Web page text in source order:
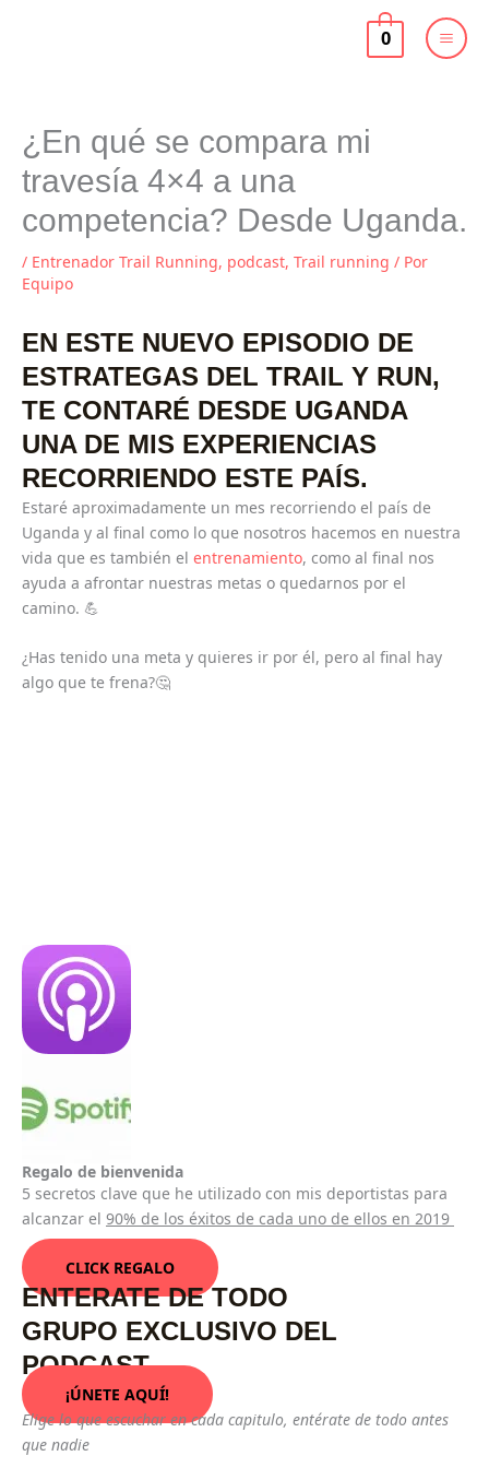
0
¿En qué se compara mi
travesía 4×4 a una
competencia? Desde Uganda.
/ Entrenador Trail Running, podcast, Trail running / Por
Equipo
EN ESTE NUEVO EPISODIO DE
ESTRATEGAS DEL TRAIL Y RUN,
TE CONTARÉ DESDE UGANDA
UNA DE MIS EXPERIENCIAS
RECORRIENDO ESTE PAÍS.
Estaré aproximadamente un mes recorriendo el país de
Uganda y al final como lo que nosotros hacemos en nuestra
vida que es también el entrenamiento, como al final nos
ayuda a afrontar nuestras metas o quedarnos por el
camino. 💪
¿Has tenido una meta y quieres ir por él, pero al final hay
algo que te frena?🤔
Regalo de bienvenida
5 secretos clave que he utilizado con mis deportistas para
alcanzar el 90% de los éxitos de cada uno de ellos en 2019
CLICK REGALO
ENTERATE DE TODO
GRUPO EXCLUSIVO DEL
PODCAST
¡ÚNETE AQUÍ!
Elige lo que escuchar en cada capitulo, entérate de todo antes
que nadie